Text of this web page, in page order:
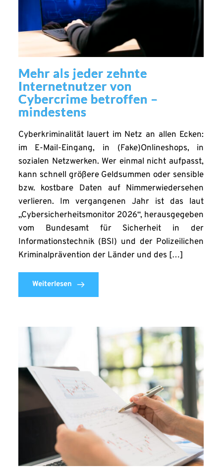
Mehr als jeder zehnte
Internetnutzer von
Cybercrime betroffen –
mindestens
Cyberkriminalität lauert im Netz an allen Ecken:
im E-Mail-Eingang, in (Fake)Onlineshops, in
sozialen Netzwerken. Wer einmal nicht aufpasst,
kann schnell größere Geldsummen oder sensible
bzw. kostbare Daten auf Nimmerwiedersehen
verlieren. Im vergangenen Jahr ist das laut
„Cybersicherheitsmonitor 2026“, herausgegeben
vom Bundesamt für Sicherheit in der
Informationstechnik (BSI) und der Polizeilichen
Kriminalprävention der Länder und des […]
Weiterlesen